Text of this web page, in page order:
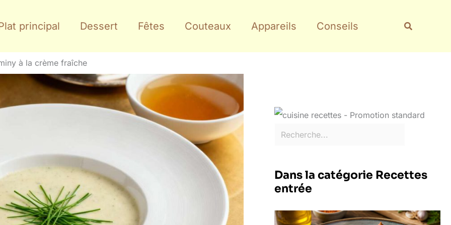
principal Dessert Fêtes Couteaux Appareils Conseils
à la crème fraîche
Dans la catégorie Recettes
entrée